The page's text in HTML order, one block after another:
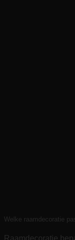
Welke raamdecoratie
Raamdecoratie